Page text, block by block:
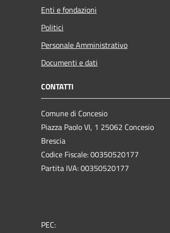
Enti e fondazioni
Politici
Personale Amministrativo
Documenti e dati
CONTATTI
Comune di Concesio
Piazza Paolo VI, 1 25062 Concesio
Brescia
Codice Fiscale: 00350520177
Partita IVA: 00350520177
PEC: